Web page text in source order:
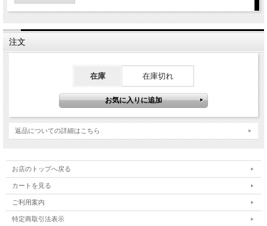
注文
在庫 在庫切れ
返品についての詳細はこちら
お店のトップへ戻る
カートを見る
ご利用案内
特定商取引法表示